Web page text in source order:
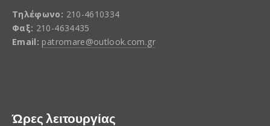
Τηλέφωνο: 210-4610334
Φαξ: 210-4634435
Email: patromare@outlook.com.gr
Ώρες λειτουργίας